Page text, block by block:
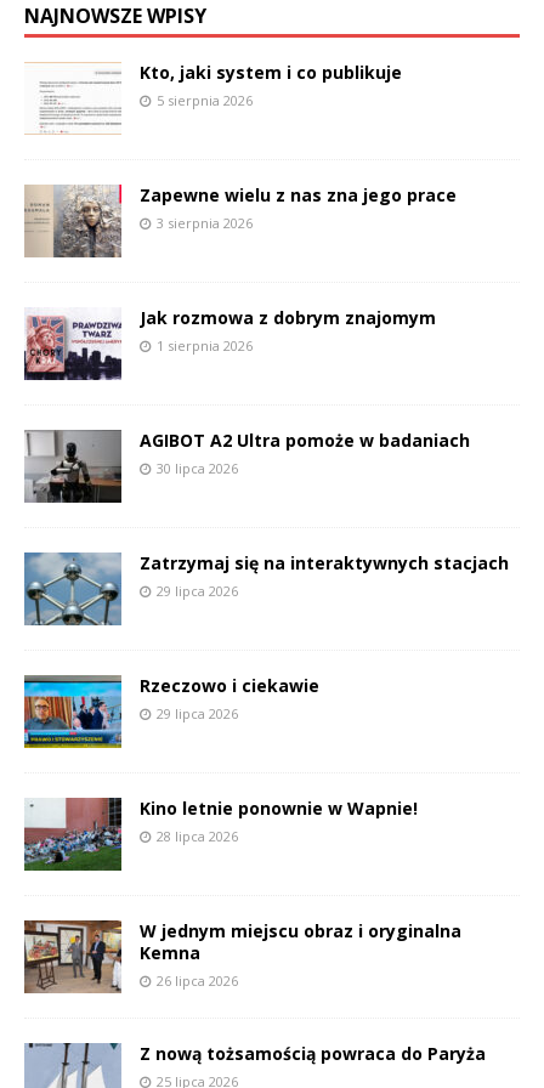
NAJNOWSZE WPISY
Kto, jaki system i co publikuje
5 sierpnia 2026
Zapewne wielu z nas zna jego prace
3 sierpnia 2026
Jak rozmowa z dobrym znajomym
1 sierpnia 2026
AGIBOT A2 Ultra pomoże w badaniach
30 lipca 2026
Zatrzymaj się na interaktywnych stacjach
29 lipca 2026
Rzeczowo i ciekawie
29 lipca 2026
Kino letnie ponownie w Wapnie!
28 lipca 2026
W jednym miejscu obraz i oryginalna
Kemna
26 lipca 2026
Z nową tożsamością powraca do Paryża
25 lipca 2026